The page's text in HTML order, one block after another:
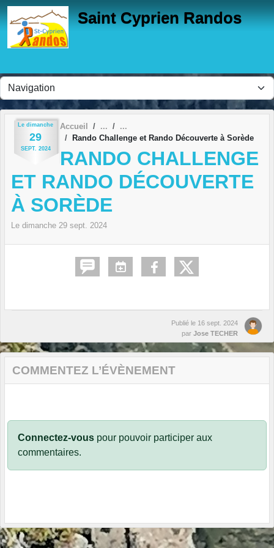
Saint Cyprien Randos
Le dimanche
29
SEPT. 2024
Accueil
Rando Challenge et Rando Découverte à Sorède
RANDO CHALLENGE
ET RANDO DÉCOUVERTE
À SORÈDE
Le dimanche 29 sept. 2024
Publié le 16 sept. 2024
par Jose TECHER
COMMENTEZ L’ÉVÈNEMENT
Connectez-vous pour pouvoir participer aux
commentaires.
Panneau de gestion des cookies